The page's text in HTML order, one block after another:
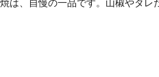
は、自慢の一品です。山椒やタレ